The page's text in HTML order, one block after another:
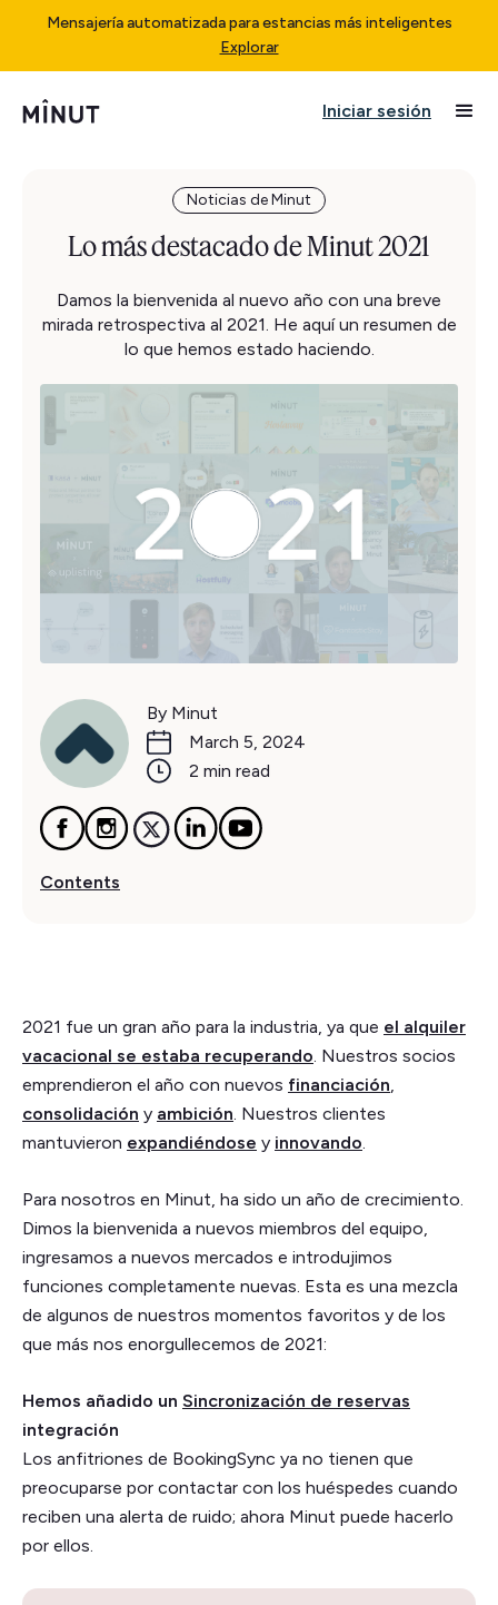
Mensajería automatizada para estancias más inteligentes
Explorar
Iniciar sesión
Noticias de Minut
Lo más destacado de Minut 2021
Damos la bienvenida al nuevo año con una breve
mirada retrospectiva al 2021. He aquí un resumen de
lo que hemos estado haciendo.
By Minut
March 5, 2024
2 min read
Contents
2021 fue un gran año para la industria, ya que el alquiler
vacacional se estaba recuperando . Nuestros socios
emprendieron el año con nuevos financiación
consolidación y ambición . Nuestros clientes
mantuvieron expandiéndose y innovando
Para nosotros en Minut, ha sido un año de crecimiento.
Dimos la bienvenida a nuevos miembros del equipo,
ingresamos a nuevos mercados e introdujimos
funciones completamente nuevas. Esta es una mezcla
de algunos de nuestros momentos favoritos y de los
que más nos enorgullecemos de 2021:
Hemos añadido un Sincronización de reservas
integración
Los anfitriones de BookingSync ya no tienen que
preocuparse por contactar con los huéspedes cuando
reciben una alerta de ruido; ahora Minut puede hacerlo
por ellos.